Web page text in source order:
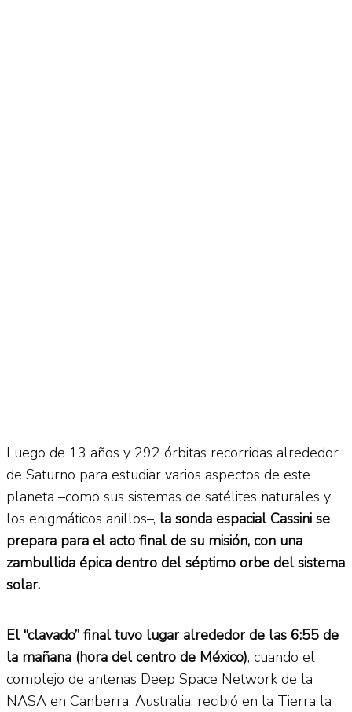
Luego de 13 años y 292 órbitas recorridas alrededor
de Saturno para estudiar varios aspectos de este
planeta –como sus sistemas de satélites naturales y
los enigmáticos anillos–, la sonda espacial Cassini se
prepara para el acto final de su misión, con una
zambullida épica dentro del séptimo orbe del sistema
solar.
El “clavado” final tuvo lugar alrededor de las 6:55 de
la mañana (hora del centro de México), cuando el
complejo de antenas Deep Space Network de la
NASA en Canberra, Australia, recibió en la Tierra la